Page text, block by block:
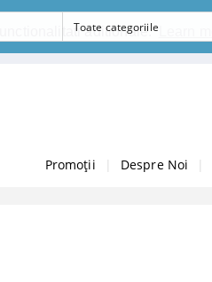
aditionale.
Promoții Despre Noi